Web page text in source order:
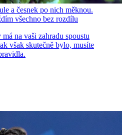
a česnek po nich měknou.
všechno bez rozdílu
na vaši zahradu spoustu
však skutečně bylo, musíte